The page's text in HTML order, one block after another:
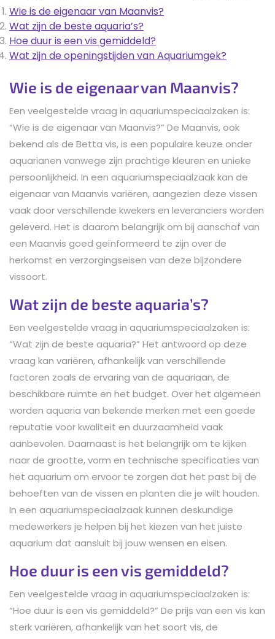
Wie is de eigenaar van Maanvis?
Wat zijn de beste aquaria’s?
Hoe duur is een vis gemiddeld?
Wat zijn de openingstijden van Aquariumgek?
Wie is de eigenaar van Maanvis?
Een veelgestelde vraag in aquariumspeciaalzaken is:
“Wie is de eigenaar van Maanvis?” De Maanvis, ook
bekend als de Betta vis, is een populaire keuze onder
aquarianen vanwege zijn prachtige kleuren en unieke
persoonlijkheid. In een aquariumspeciaalzaak kan de
eigenaar van Maanvis variëren, aangezien deze vissen
vaak door verschillende kwekers en leveranciers worden
geleverd. Het is daarom belangrijk om bij aanschaf van
een Maanvis goed geïnformeerd te zijn over de
herkomst en verzorgingseisen van deze bijzondere
vissoort.
Wat zijn de beste aquaria’s?
Een veelgestelde vraag in aquariumspeciaalzaken is:
“Wat zijn de beste aquaria?” Het antwoord op deze
vraag kan variëren, afhankelijk van verschillende
factoren zoals de ervaring van de aquariaan, de
beschikbare ruimte en het budget. Over het algemeen
worden aquaria van bekende merken met een goede
reputatie voor kwaliteit en duurzaamheid vaak
aanbevolen. Daarnaast is het belangrijk om te kijken
naar de grootte, vorm en technische specificaties van
het aquarium om ervoor te zorgen dat het past bij de
behoeften van de vissen en planten die je wilt houden.
In een aquariumspeciaalzaak kunnen deskundige
medewerkers je helpen bij het kiezen van het juiste
aquarium dat aansluit bij jouw wensen en eisen.
Hoe duur is een vis gemiddeld?
Een veelgestelde vraag in aquariumspeciaalzaken is:
“Hoe duur is een vis gemiddeld?” De prijs van een vis kan
sterk variëren, afhankelijk van het soort vis, de